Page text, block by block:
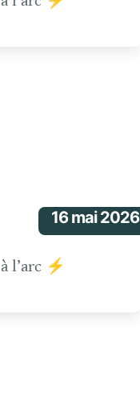
⚡
l’arc ⚡
16 mai 2026